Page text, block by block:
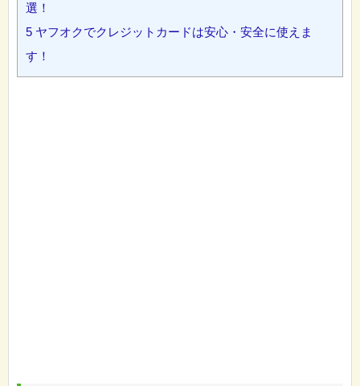
選！
5 ヤフオクでクレジットカードは安心・安全に使えま
す！